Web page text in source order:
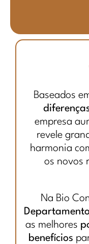
Baseados
empresa
revele
harmonia
os novos
Na Bio
Departamento
as melhores
benefícios